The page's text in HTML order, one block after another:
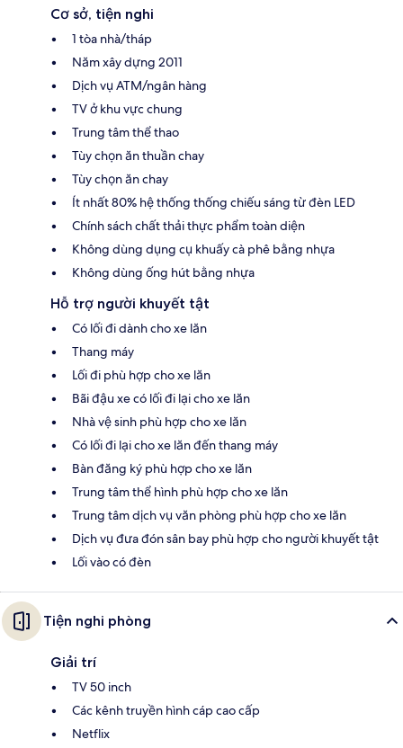
Cơ sở, tiện nghi
1 tòa nhà/tháp
Năm xây dựng 2011
Dịch vụ ATM/ngân hàng
TV ở khu vực chung
Trung tâm thể thao
Tùy chọn ăn thuần chay
Tùy chọn ăn chay
Ít nhất 80% hệ thống thống chiếu sáng từ đèn LED
Chính sách chất thải thực phẩm toàn diện
Không dùng dụng cụ khuấy cà phê bằng nhựa
Không dùng ống hút bằng nhựa
Hỗ trợ người khuyết tật
Có lối đi dành cho xe lăn
Thang máy
Lối đi phù hợp cho xe lăn
Bãi đậu xe có lối đi lại cho xe lăn
Nhà vệ sinh phù hợp cho xe lăn
Có lối đi lại cho xe lăn đến thang máy
Bàn đăng ký phù hợp cho xe lăn
Trung tâm thể hình phù hợp cho xe lăn
Trung tâm dịch vụ văn phòng phù hợp cho xe lăn
Dịch vụ đưa đón sân bay phù hợp cho người khuyết tật
Lối vào có đèn
Tiện nghi phòng
Giải trí
TV 50 inch
Các kênh truyền hình cáp cao cấp
Netflix